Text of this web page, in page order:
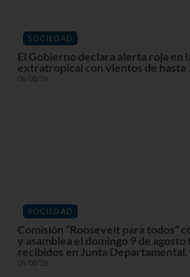
SOCIEDAD
El Gobierno declara alerta roja en
extratropical con vientos de hasta
06/08/26
SOCIEDAD
Comisión “Roosevelt para todos”
y asamblea el domingo 9 de
recibidos en Junta
05/08/26